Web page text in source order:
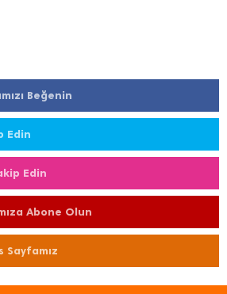
Beğenin
Edin
Edin
Abone Olun
Sayfamız